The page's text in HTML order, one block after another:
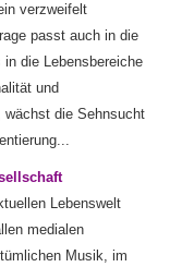
verzweifelt
passt auch in die
die Lebensbereiche
und
die Sehnsucht
Lebenswelt
medialen
Musik, im